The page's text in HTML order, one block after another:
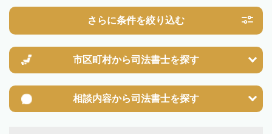
2024年4月1日から相続登記が義務化されました。
不動産を相続した場合、相続を知った日から3年以内に登記しないと、
10万円以下の過料が科せられるため、速やかな手続きが必要です。義務
相続登記は法律で定められており、司法書士に依頼すれば手間を省けま
す。その他の相続手続きも任せることが可能です。
また、義務化に伴い、相続人申告登記制度が創設されました。遺産分割
ましょう。司法書士への相談も可能です。
さらに条件を絞り込む
市区町村から司法書士を探す
相談内容から司法書士を探す